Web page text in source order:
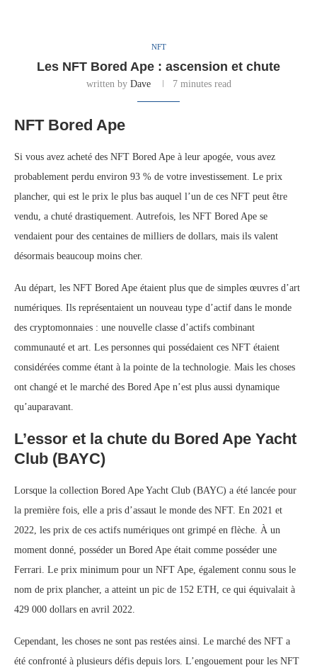
NFT
Les NFT Bored Ape : ascension et chute
written by Dave 7 minutes read
NFT Bored Ape
Si vous avez acheté des NFT Bored Ape à leur apogée, vous avez
probablement perdu environ 93 % de votre investissement. Le prix
plancher, qui est le prix le plus bas auquel l’un de ces NFT peut être
vendu, a chuté drastiquement. Autrefois, les NFT Bored Ape se
vendaient pour des centaines de milliers de dollars, mais ils valent
désormais beaucoup moins cher.
Au départ, les NFT Bored Ape étaient plus que de simples œuvres d’art
numériques. Ils représentaient un nouveau type d’actif dans le monde
des cryptomonnaies : une nouvelle classe d’actifs combinant
communauté et art. Les personnes qui possédaient ces NFT étaient
considérées comme étant à la pointe de la technologie. Mais les choses
ont changé et le marché des Bored Ape n’est plus aussi dynamique
qu’auparavant.
L’essor et la chute du Bored Ape Yacht
Club (BAYC)
Lorsque la collection Bored Ape Yacht Club (BAYC) a été lancée pour
la première fois, elle a pris d’assaut le monde des NFT. En 2021 et
2022, les prix de ces actifs numériques ont grimpé en flèche. À un
moment donné, posséder un Bored Ape était comme posséder une
Ferrari. Le prix minimum pour un NFT Ape, également connu sous le
nom de prix plancher, a atteint un pic de 152 ETH, ce qui équivalait à
429 000 dollars en avril 2022.
Cependant, les choses ne sont pas restées ainsi. Le marché des NFT a
été confronté à plusieurs défis depuis lors. L’engouement pour les NFT